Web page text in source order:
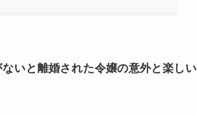
いと離婚された令嬢の意外と楽しい